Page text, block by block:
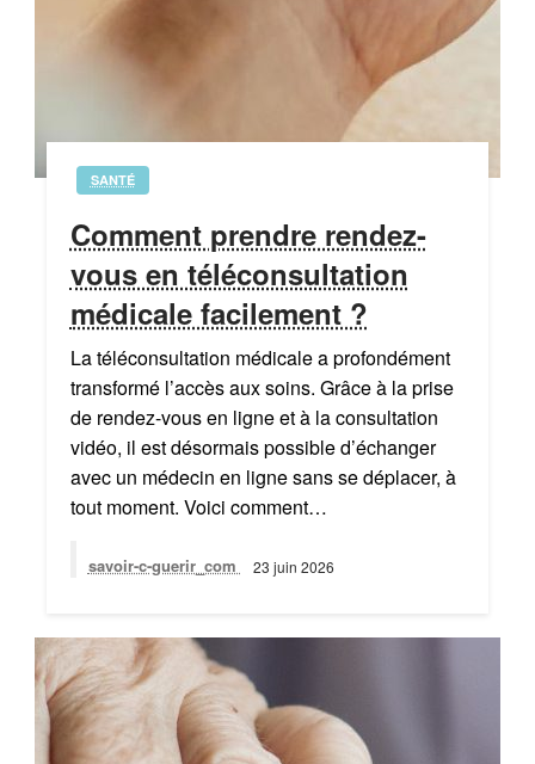
SANTÉ
Comment prendre rendez-
vous en téléconsultation
médicale facilement ?
La téléconsultation médicale a profondément
transformé l’accès aux soins. Grâce à la prise
de rendez-vous en ligne et à la consultation
vidéo, il est désormais possible d’échanger
avec un médecin en ligne sans se déplacer, à
tout moment. Voici comment…
savoir-c-guerir_com 23 juin 2026